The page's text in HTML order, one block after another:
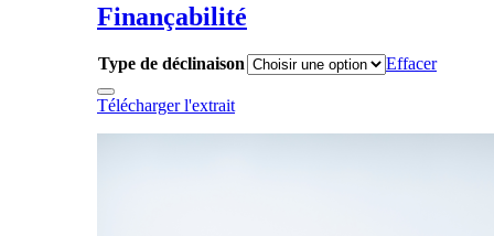
Finançabilité
Type de déclinaison Effacer
Télécharger l'extrait